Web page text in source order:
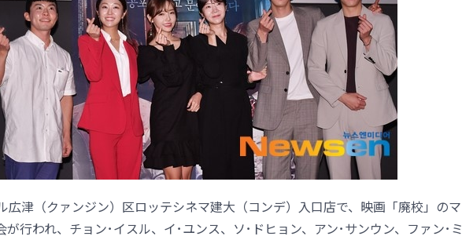
広津（クァンジン）区ロッテシネマ建大（コンデ）入口店で、映画「廃校」のマ
が行われ、チョン･イスル、イ･ユンス、ソ･ドヒョン、アン･サンウン、ファン･ミ